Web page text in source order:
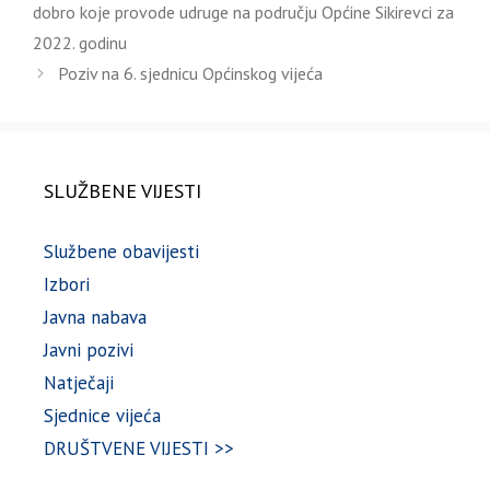
dobro koje provode udruge na području Općine Sikirevci za
2022. godinu
Poziv na 6. sjednicu Općinskog vijeća
SLUŽBENE VIJESTI
Službene obavijesti
Izbori
Javna nabava
Javni pozivi
Natječaji
Sjednice vijeća
DRUŠTVENE VIJESTI >>